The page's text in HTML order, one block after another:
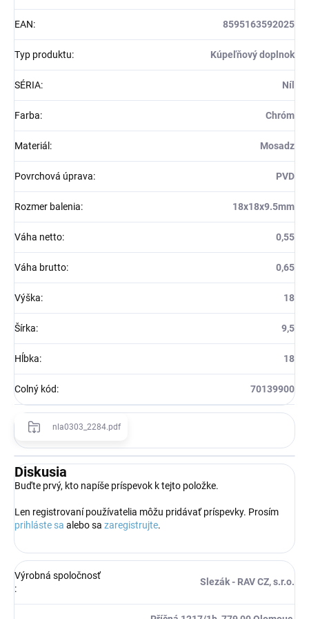
EAN: 8595163592025
Typ produktu: Kúpeľňový doplnok
SÉRIA: Níl
Farba: Chróm
Materiál : Mosadz
Povrchová úprava: PVD
Rozmer balenia: 18x18x9.5mm
Váha netto: 0,55
Váha brutto: 0,65
Výška: 18
Šírka: 9,5
Hĺbka: 18
Colný kód: 70139900
nla0303_2284.pdf
Diskusia
Buďte prvý, kto napíše príspevok k tejto položke.
Len registrovaní používatelia môžu pridávať príspevky. Prosím
prihláste sa alebo sa zaregistrujte.
Výrobná spoločnosť
:
Slezák - RAV CZ, s.r.o.